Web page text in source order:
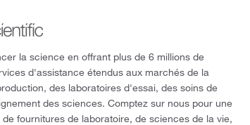
la science en offrant plus de 6 millions de
d'assistance étendus aux marchés de la
des laboratoires d'essai, des soins de
des sciences. Comptez sur nous pour une
fournitures de laboratoire, de sciences de la vie,